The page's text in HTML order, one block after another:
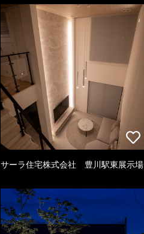
サーラ住宅株式会社 豊川駅東展示場